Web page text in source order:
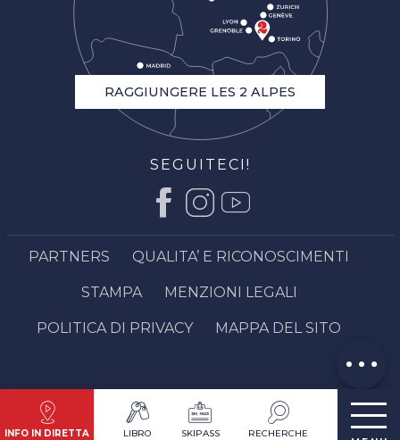
INFO IN DIRETTA LIBRO SKIPASS RECHERCHE
RAGGIUNGERE LES 2 ALPES
SEGUITECI!
PARTNERS QUALITA’ E RICONOSCIMENTI
STAMPA MENZIONI LEGALI
POLITICA DI PRIVACY MAPPA DEL SITO